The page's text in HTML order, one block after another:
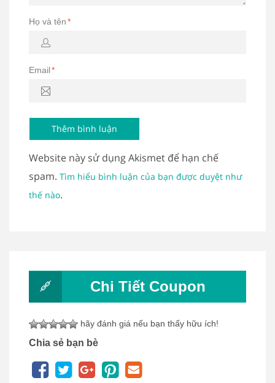
Họ và tên*
Email*
Website này sử dụng Akismet để hạn chế
spam. Tìm hiểu bình luận của bạn được duyệt như
thế nào.
Chi Tiết Coupon
hãy đánh giá nếu bạn thấy hữu ích!
Chia sẻ bạn bè